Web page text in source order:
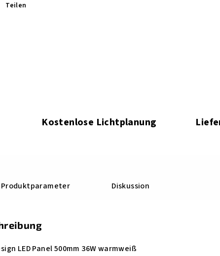
Teilen
Kostenlose Lichtplanung
Produktparameter Diskussion
LED Panel 500mm 36W warmweiß